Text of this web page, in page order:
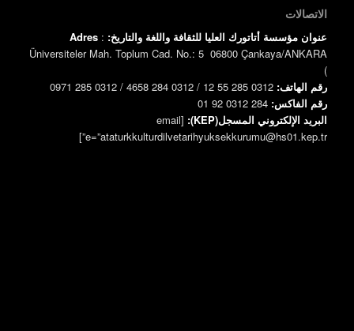
الاتصالات
عنوان مؤسسة أتاتورك العليا للثقافة واللغة والتاريخ:
Adres :
Üniversiteler Mah. Toplum Cad. No.: 5 06800 Çankaya/ANKARA
)
رقم الهاتف:
رقم الفاكس:
البريد الإلكتروني المسجل(KEP):
[email
e=”ataturkkulturdilvetarihyuksekkurumu@hs01.kep.tr”]